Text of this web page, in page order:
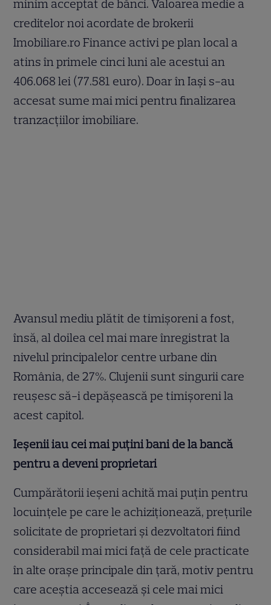
minim acceptat de bănci. Valoarea medie a
creditelor noi acordate de brokerii
Imobiliare.ro Finance activi pe plan local a
atins în primele cinci luni ale acestui an
406.068 lei (77.581 euro). Doar în Iași s-au
accesat sume mai mici pentru finalizarea
tranzacțiilor imobiliare.
Avansul mediu plătit de timișoreni a fost,
însă, al doilea cel mai mare înregistrat la
nivelul principalelor centre urbane din
România, de 27%. Clujenii sunt singurii care
reușesc să-i depășească pe timișoreni la
acest capitol.
Ieșenii iau cei mai puțini bani de la bancă
pentru a deveni proprietari
Cumpărătorii ieșeni achită mai puțin pentru
locuințele pe care le achiziționează, prețurile
solicitate de proprietari și dezvoltatori fiind
considerabil mai mici față de cele practicate
în alte orașe principale din țară, motiv pentru
care aceștia accesează și cele mai mici